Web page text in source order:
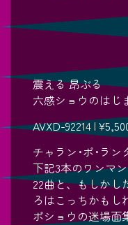
震える 昂ぶる
六感ショウのはじ
AVXD-92214 |
チャラン･ポ･ラ
下記3本のワンマ
22曲と、もしかし
ろはこっちかもし
ポショウの迷場面